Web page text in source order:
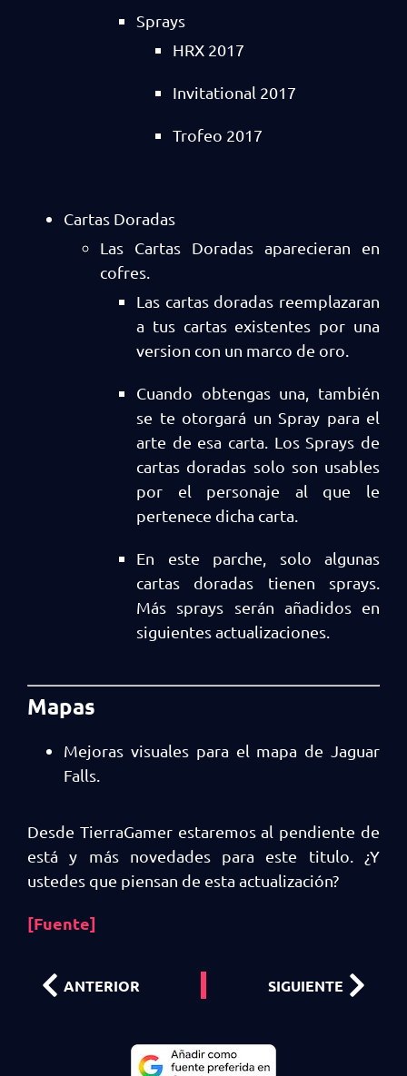
Sprays
HRX 2017
Invitational 2017
Trofeo 2017
Cartas Doradas
Las Cartas Doradas aparecieran en
cofres.
Las cartas doradas reemplazaran
a tus cartas existentes por una
version con un marco de oro.
Cuando obtengas una, también
se te otorgará un Spray para el
arte de esa carta. Los Sprays de
cartas doradas solo son usables
por el personaje al que le
pertenece dicha carta.
En este parche, solo algunas
cartas doradas tienen sprays.
Más sprays serán añadidos en
siguientes actualizaciones.
Mapas
Mejoras visuales para el mapa de Jaguar
Falls.
Desde TierraGamer estaremos al pendiente de
está y más novedades para este titulo. ¿Y
ustedes que piensan de esta actualización?
[Fuente]
ANTERIOR SIGUIENTE